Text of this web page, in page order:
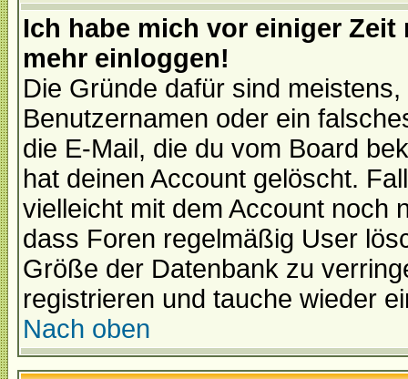
Ich habe mich vor einiger
mehr einloggen!
Die Gründe dafür sind
Benutzernamen oder ein
die E-Mail, die du vom Board
hat deinen Account gelöscht.
vielleicht mit dem Account noch
dass Foren regelmäßig User
Größe der Datenbank zu
registrieren und tauche wieder
Nach oben